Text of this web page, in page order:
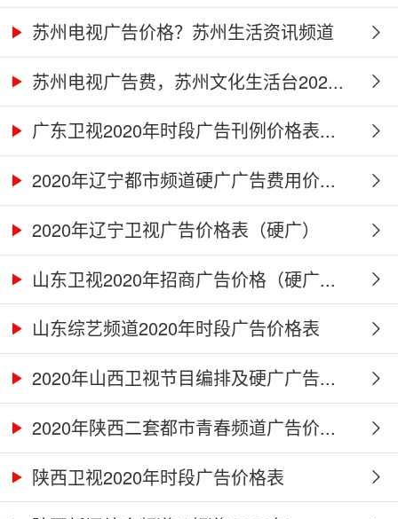
苏州电视广告价格？苏州生活资讯频道
2...苏州电视广告费，苏州文化生活台202...
广东卫视2020年时段广告刊例价格表...
2020年辽宁都市频道硬广广告费用价...
2020年辽宁卫视广告价格表（硬广）
山东卫视2020年招商广告价格（硬广...
山东综艺频道2020年时段广告价格表
2020年山西卫视节目编排及硬广广告...
2020年陕西二套都市青春频道广告价...
陕西卫视2020年时段广告价格表